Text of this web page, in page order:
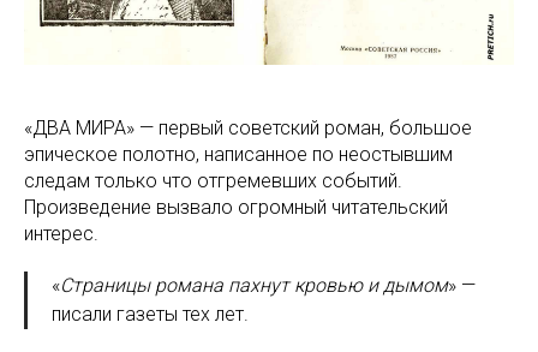
«ДВА МИРА» — первый советский роман, большое
эпическое полотно, написанное по неостывшим
следам только что отгремевших событий.
Произведение вызвало огромный читательский
интерес.
«Страницы романа пахнут кровью и дымом» —
писали газеты тех лет.